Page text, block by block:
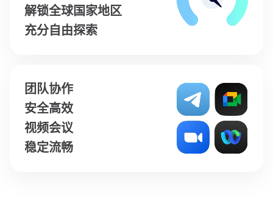
解锁全球国家地区
充分自由探索
团队协作
安全高效
视频会议
稳定流畅